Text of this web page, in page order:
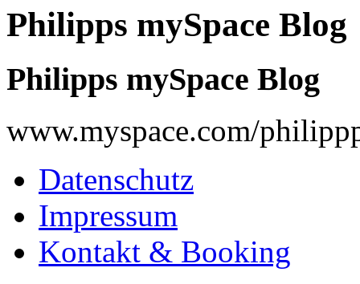
Philipps mySpace Blog
Philipps mySpace Blog
www.myspace.com/
Datenschutz
Impressum
Kontakt & Booking